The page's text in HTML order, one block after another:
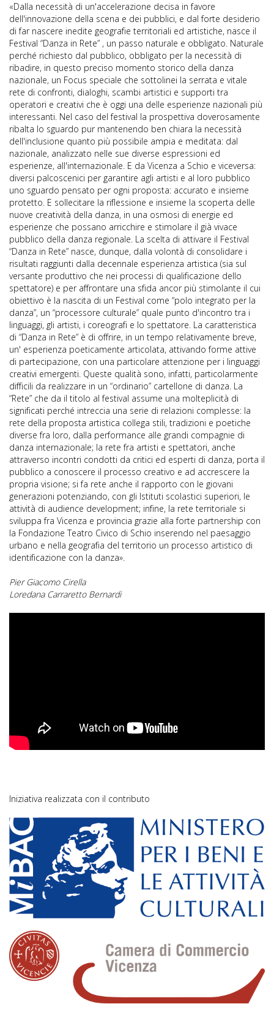
«Dalla necessità di un'accelerazione decisa in favore
dell'innovazione della scena e dei pubblici, e dal forte desiderio
di far nascere inedite geografie territoriali ed artistiche, nasce il
Festival “Danza in Rete” , un passo naturale e obbligato. Naturale
perché richiesto dal pubblico, obbligato per la necessità di
ribadire, in questo preciso momento storico della danza
nazionale, un Focus speciale che sottolinei la serrata e vitale
rete di confronti, dialoghi, scambi artistici e supporti tra
operatori e creativi che è oggi una delle esperienze nazionali più
interessanti. Nel caso del festival la prospettiva doverosamente
ribalta lo sguardo pur mantenendo ben chiara la necessità
dell'inclusione quanto più possibile ampia e meditata: dal
nazionale, analizzato nelle sue diverse espressioni ed
esperienze, all'internazionale. E da Vicenza a Schio e viceversa:
diversi palcoscenici per garantire agli artisti e al loro pubblico
uno sguardo pensato per ogni proposta: accurato e insieme
protetto. E sollecitare la riflessione e insieme la scoperta delle
nuove creatività della danza, in una osmosi di energie ed
esperienze che possano arricchire e stimolare il già vivace
pubblico della danza regionale. La scelta di attivare il Festival
“Danza in Rete” nasce, dunque, dalla volontà di consolidare i
risultati raggiunti dalla decennale esperienza artistica (sia sul
versante produttivo che nei processi di qualificazione dello
spettatore) e per affrontare una sfida ancor più stimolante il cui
obiettivo è la nascita di un Festival come “polo integrato per la
danza”, un “processore culturale” quale punto d'incontro tra i
linguaggi, gli artisti, i coreografi e lo spettatore. La caratteristica
di “Danza in Rete” è di offrire, in un tempo relativamente breve,
un' esperienza poeticamente articolata, attivando forme attive
di partecipazione, con una particolare attenzione per i linguaggi
creativi emergenti. Queste qualità sono, infatti, particolarmente
difficili da realizzare in un “ordinario” cartellone di danza. La
“Rete” che da il titolo al festival assume una molteplicità di
significati perché intreccia una serie di relazioni complesse: la
rete della proposta artistica collega stili, tradizioni e poetiche
diverse fra loro, dalla performance alle grandi compagnie di
danza internazionale; la rete fra artisti e spettatori, anche
attraverso incontri condotti da critici ed esperti di danza, porta il
pubblico a conoscere il processo creativo e ad accrescere la
propria visione; si fa rete anche il rapporto con le giovani
generazioni potenziando, con gli Istituti scolastici superiori, le
attività di audience development; infine, la rete territoriale si
sviluppa fra Vicenza e provincia grazie alla forte partnership con
la Fondazione Teatro Civico di Schio inserendo nel paesaggio
urbano e nella geografia del territorio un processo artistico di
identificazione con la danza».
Pier Giacomo Cirella
Loredana Carraretto Bernardi
Iniziativa realizzata con il contributo